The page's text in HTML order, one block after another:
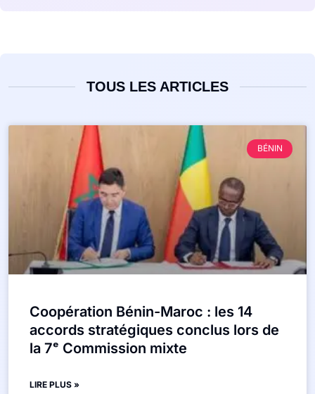
TOUS LES ARTICLES
BÉNIN
Coopération Bénin-Maroc : les 14
accords stratégiques conclus lors de
la 7ᵉ Commission mixte
LIRE PLUS »